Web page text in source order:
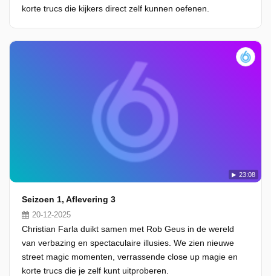
korte trucs die kijkers direct zelf kunnen oefenen.
23:08
Seizoen 1, Aflevering 3
20-12-2025
Christian Farla duikt samen met Rob Geus in de wereld
van verbazing en spectaculaire illusies. We zien nieuwe
street magic momenten, verrassende close up magie en
korte trucs die je zelf kunt uitproberen.